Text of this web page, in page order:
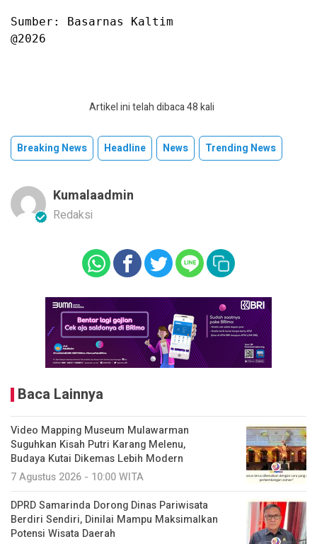
Sumber: Basarnas Kaltim
@2026
Artikel ini telah dibaca 48 kali
Breaking News Headline News Trending News
Kumalaadmin
Redaksi
Baca Lainnya
Video Mapping Museum Mulawarman
Suguhkan Kisah Putri Karang Melenu,
Budaya Kutai Dikemas Lebih Modern
7 Agustus 2026 - 10:00 WITA
DPRD Samarinda Dorong Dinas Pariwisata
Berdiri Sendiri, Dinilai Mampu Maksimalkan
Potensi Wisata Daerah